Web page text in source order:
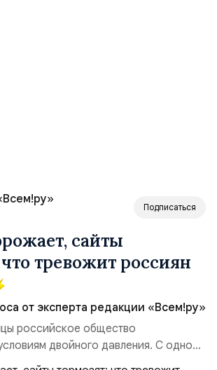
Подписаться
сайты
тревожит россиян
от эксперта редакции «Всем!ру»
российское общество
двойного давления. С одной
рост цен на товары первой